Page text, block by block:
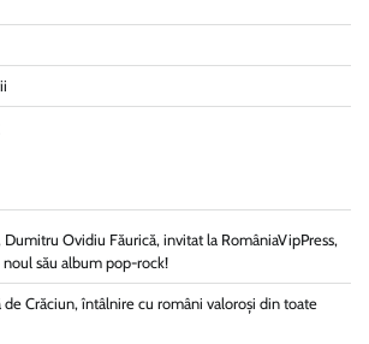
Ovidiu Făurică, invitat la RomâniaVipPress,
său album pop-rock!
de Crăciun, întâlnire cu români valoroși din toate